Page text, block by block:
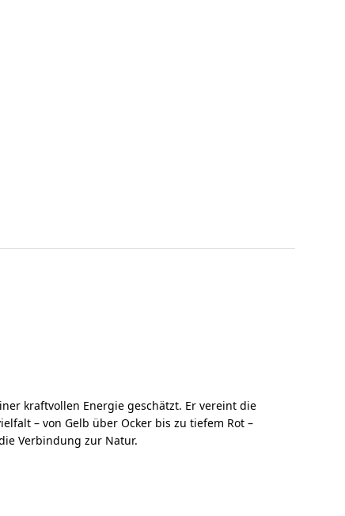
kraftvollen Energie geschätzt. Er vereint die
– von Gelb über Ocker bis zu tiefem Rot –
Verbindung zur Natur.